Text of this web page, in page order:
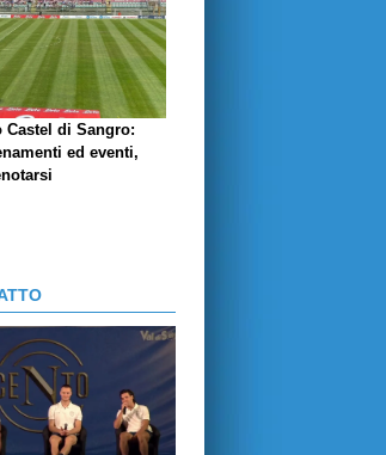
Castel di Sangro:
ed eventi,